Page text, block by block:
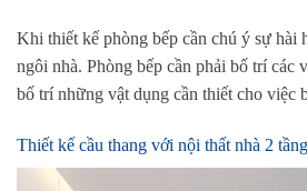
Khi thiết kế phòng bếp cần chú ý sự hài
ngôi nhà. Phòng bếp cần phải bố trí các
bố trí những vật dụng cần thiết cho việc
Thiết kế cầu thang với nội thất nhà 2 tầng